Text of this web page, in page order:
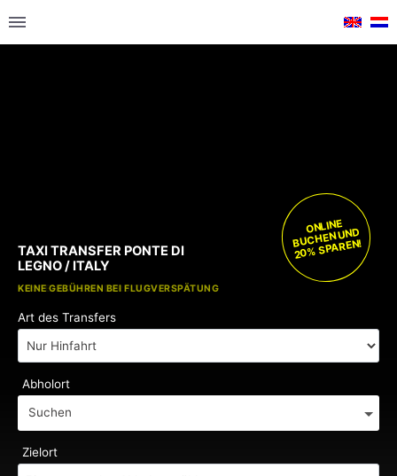
KOSTENLOSE KINDERSITZE
KEINE GEBÜHREN BEI FLUGVERSPÄTUNG
TAXI TRANSFER PONTE DI
LEGNO / ITALY
ONLINE
BUCHEN UND
20% SPAREN!
Art des Transfers
Abholort
Suchen
Zielort